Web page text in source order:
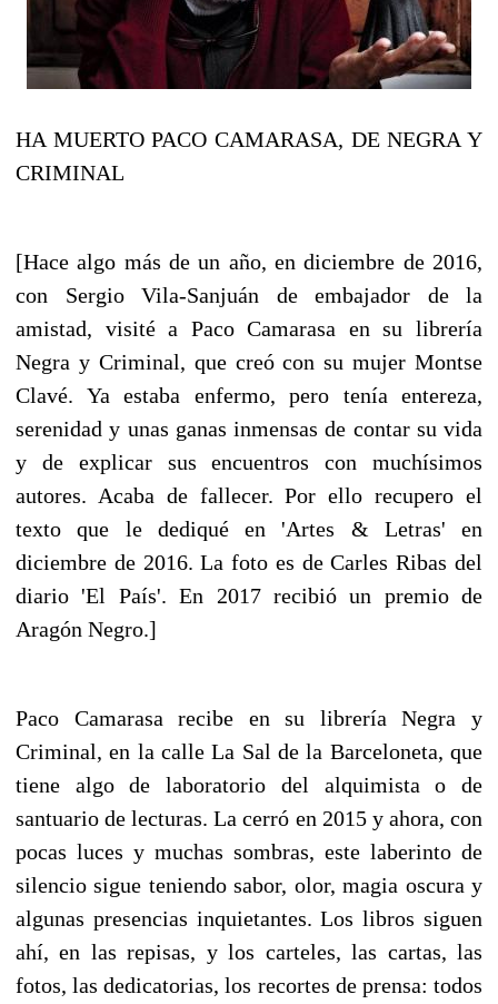
HA MUERTO PACO CAMARASA, DE NEGRA Y
CRIMINAL
[Hace algo más de un año, en diciembre de 2016,
con Sergio Vila-Sanjuán de embajador de la
amistad, visité a Paco Camarasa en su librería
Negra y Criminal, que creó con su mujer Montse
Clavé. Ya estaba enfermo, pero tenía entereza,
serenidad y unas ganas inmensas de contar su vida
y de explicar sus encuentros con muchísimos
autores. Acaba de fallecer. Por ello recupero el
texto que le dediqué en 'Artes & Letras' en
diciembre de 2016. La foto es de Carles Ribas del
diario 'El País'. En 2017 recibió un premio de
Aragón Negro.]
Paco Camarasa recibe en su librería Negra y
Criminal, en la calle La Sal de la Barceloneta, que
tiene algo de laboratorio del alquimista o de
santuario de lecturas. La cerró en 2015 y ahora, con
pocas luces y muchas sombras, este laberinto de
silencio sigue teniendo sabor, olor, magia oscura y
algunas presencias inquietantes. Los libros siguen
ahí, en las repisas, y los carteles, las cartas, las
fotos, las dedicatorias, los recortes de prensa: todos